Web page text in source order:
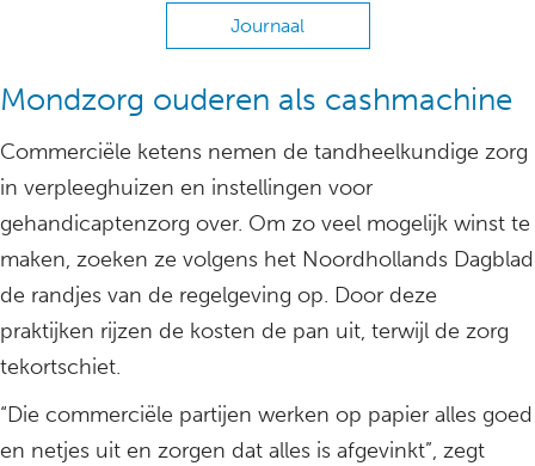
Journaal
Mondzorg ouderen als cashmachine
Commerciële ketens nemen de tandheelkundige zorg
in verpleeghuizen en instellingen voor
gehandicaptenzorg over. Om zo veel mogelijk winst te
maken, zoeken ze volgens het Noordhollands Dagblad
de randjes van de regelgeving op. Door deze
praktijken rijzen de kosten de pan uit, terwijl de zorg
tekortschiet.
“Die commerciële partijen werken op papier alles goed
en netjes uit en zorgen dat alles is afgevinkt”, zegt